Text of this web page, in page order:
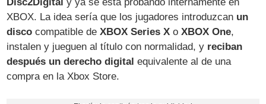
XBOX. La idea sería que los jugadores introduzcan un
disco compatible deXBOX Series X oXBOX One,
instalen y jueguen al título con normalidad, y reciban
después un derecho digital equivalente al de una
compra en la Xbox Store.